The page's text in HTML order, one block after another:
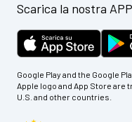
Scarica la nostra
Google Play and the Google
Apple logo and App Store are
U.S. and other countries.